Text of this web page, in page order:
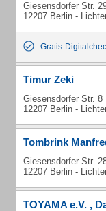
Giesensdorfer Str.
12207 Berlin -
Gratis-
Timur Zeki
Giesensdorfer Str. 8
12207 Berlin -
Tombrink
Giesensdorfer Str.
12207 Berlin -
TOYAMA e.V. ,